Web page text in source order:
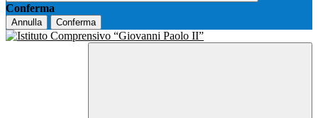
Conferma
Annulla Conferma